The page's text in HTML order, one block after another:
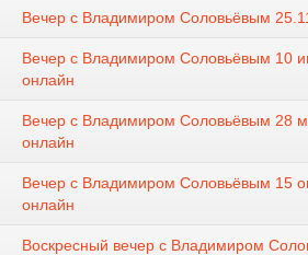
Вечер с Владимиром Соловьёвым
Вечер с Владимиром Соловьёвым 10
онлайн
Вечер с Владимиром Соловьёвым 28
онлайн
Вечер с Владимиром Соловьёвым 15
онлайн
Воскресный вечер с Владимиром